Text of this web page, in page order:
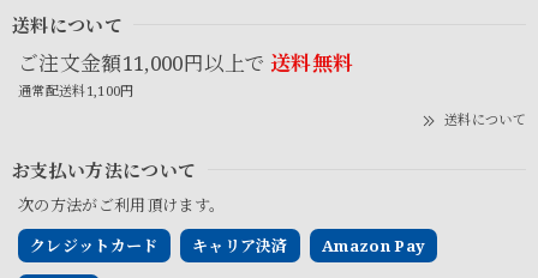
送料について
ご注文金額11,000円以上で 送料無料
通常配送料1,100円
送料について
お支払い方法について
次の方法がご利用頂けます。
クレジットカード
キャリア決済 Amazon Pay